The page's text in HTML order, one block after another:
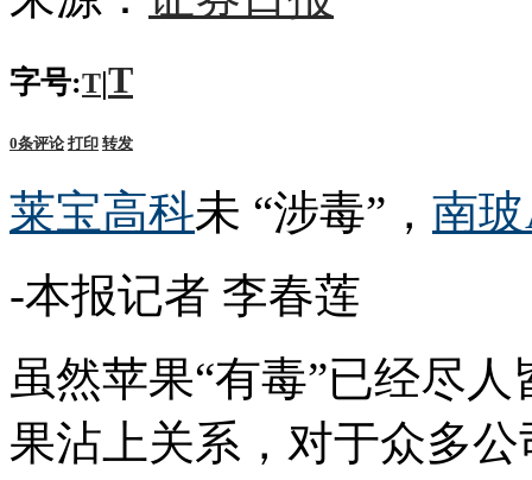
字号:T|T
0条评论 打印 转发
莱宝高科未 “涉毒”， 南
-本报记者 李春莲
虽然苹果“有毒”已经尽
果沾上关系，对于众多